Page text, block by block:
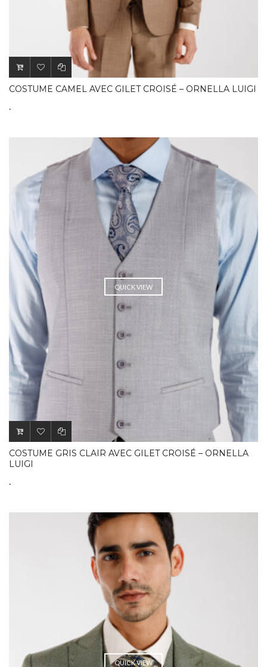
COSTUME CAMEL AVEC GILET CROISÉ – ORNELLA LUIGI
QUICK VIEW
COSTUME GRIS CLAIR AVEC GILET CROISÉ – ORNELLA
LUIGI
.
QUICK VIEW